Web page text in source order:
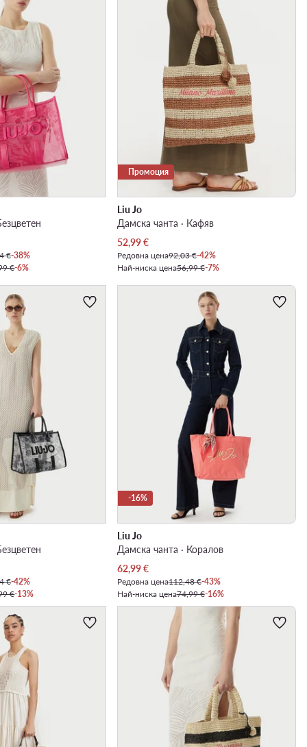
€-38%
€-6%
Промоция
Liu Jo
Дамска чанта · Кафяв
Актуална цена
52,99€
Редовна цена92,03 €-42%
Най-ниска цена56,99 €-7%
€-42%
€-13%
-16%
Liu Jo
Дамска чанта · Коралов
Актуална цена
62,99€
Редовна цена112,48 €-43%
Най-ниска цена74,99 €-16%